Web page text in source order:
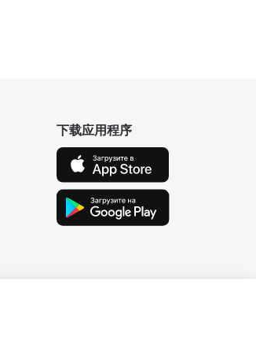
下载应用程序